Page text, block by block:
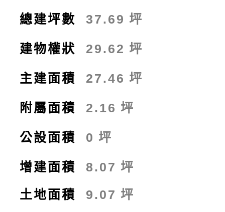
總建坪數 37.69 坪
建物權狀 29.62 坪
主建面積 27.46 坪
附屬面積 2.16 坪
公設面積 0 坪
增建面積 8.07 坪
土地面積
9.07 坪